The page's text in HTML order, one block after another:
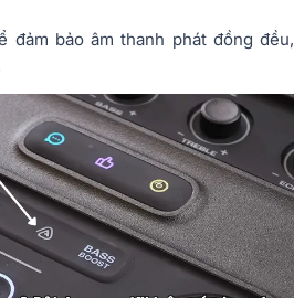
đảm bảo âm thanh phát đồng đều,